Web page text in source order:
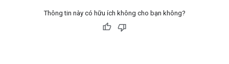
Thông tin này có hữu ích không cho bạn không?